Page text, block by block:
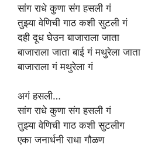
सांग राधे कुणा संग हसली गं
तुझ्या वेणिची गाठ कशी सुटली गं
दही दूध घेउन बाजाराला जाता
बाजाराला जाता बाई गं मथुरेला जाता
बाजाराला गं मथुरेला गं
अगं हसली…
सांग राधे कुणा संग हसली गं
तुझ्या वेणिची गाठ कशी सुटलीग
एका जनार्धनी राधा गौळण